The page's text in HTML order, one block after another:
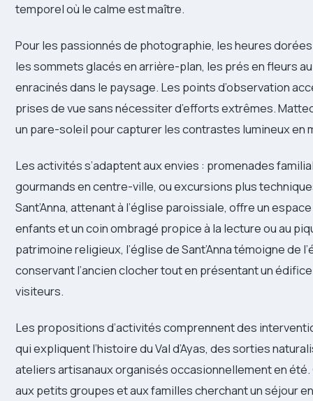
temporel où le calme est maître.
Pour les passionnés de photographie, les heures
les sommets glacés en arrière-plan, les prés en fleurs
enracinés dans le paysage. Les points d’observation
prises de vue sans nécessiter d’efforts extrêmes.
un pare-soleil pour capturer les contrastes lumineux en
Les activités s’adaptent aux envies : promenades
gourmands en centre-ville, ou excursions plus
Sant’Anna, attenant à l’église paroissiale, offre un
enfants et un coin ombragé propice à la lecture ou au
patrimoine religieux, l’église de Sant’Anna témoigne
conservant l’ancien clocher tout en présentant un
visiteurs.
Les propositions d’activités comprennent des
qui expliquent l’histoire du Val d’Ayas, des sorties
ateliers artisanaux organisés occasionnellement en
aux petits groupes et aux familles cherchant un séjour